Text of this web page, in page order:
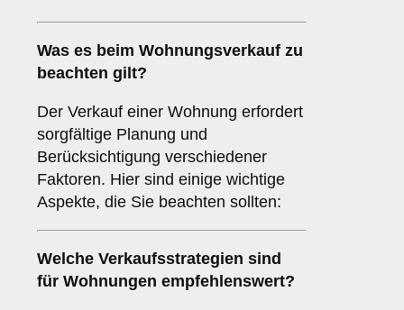
Was es beim Wohnungsverkauf zu
beachten gilt?
Der Verkauf einer Wohnung erfordert
sorgfältige Planung und
Berücksichtigung verschiedener
Faktoren. Hier sind einige wichtige
Aspekte, die Sie beachten sollten:
Welche Verkaufsstrategien sind
für Wohnungen empfehlenswert?